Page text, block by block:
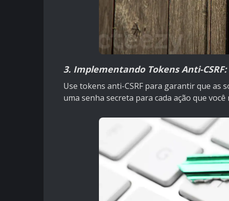
3. Implementando Tokens Anti-CSRF:
Use tokens anti-CSRF para garantir que as
uma senha secreta para cada ação que